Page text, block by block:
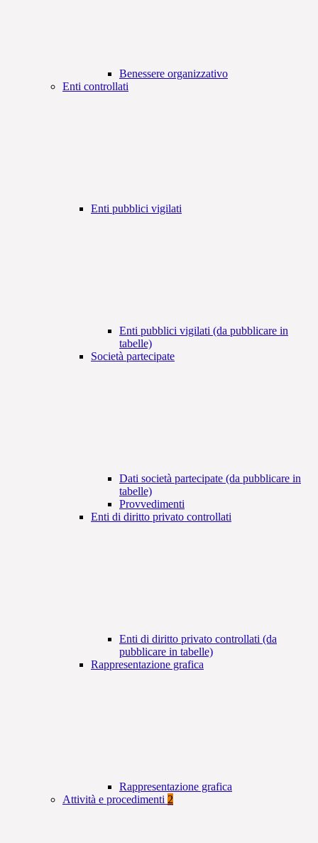
Benessere organizzativo
Enti controllati
Enti pubblici vigilati
Enti pubblici vigilati (da pubblicare in
tabelle)
Società partecipate
Dati società partecipate (da pubblicare in
tabelle)
Provvedimenti
Enti di diritto privato controllati
Enti di diritto privato controllati (da
pubblicare in tabelle)
Rappresentazione grafica
Rappresentazione grafica
Attività e procedimenti 2